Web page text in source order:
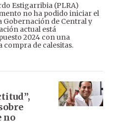
Estigarribia (PLRA)
no ha podido iniciar el
Gobernación de Central y
actual está
2024 con una
de calesitas.
no